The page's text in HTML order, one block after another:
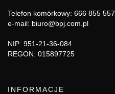
Telefon komórkowy: 666 855 557
e-mail: biuro@bpj.com.pl
NIP: 951-21-36-084
REGON: 015897725
INFORMACJE